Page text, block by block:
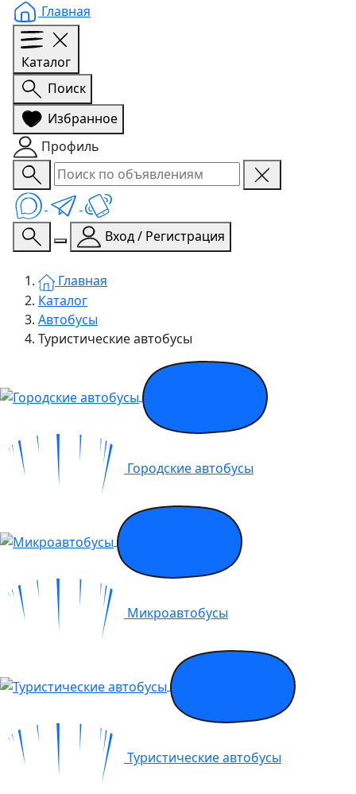
Главная
Каталог
Поиск
Избранное
Профиль
Вход / Регистрация
Главная
Каталог
Автобусы
Туристические автобусы
Городские автобусы
Микроавтобусы
Туристические автобусы